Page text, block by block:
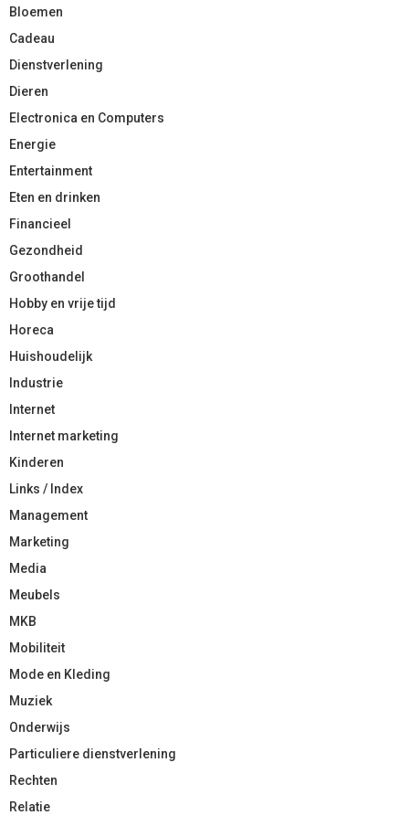
Bloemen
Cadeau
Dienstverlening
Dieren
Electronica en Computers
Energie
Entertainment
Eten en drinken
Financieel
Gezondheid
Groothandel
Hobby en vrije tijd
Horeca
Huishoudelijk
Industrie
Internet
Internet marketing
Kinderen
Links / Index
Management
Marketing
Media
Meubels
MKB
Mobiliteit
Mode en Kleding
Muziek
Onderwijs
Particuliere dienstverlening
Rechten
Relatie